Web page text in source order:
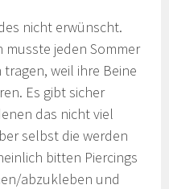
nicht erwünscht.
musste jeden Sommer
tragen, weil ihre Beine
Es gibt sicher
das nicht viel
selbst die werden
bitten Piercings
abzukleben und